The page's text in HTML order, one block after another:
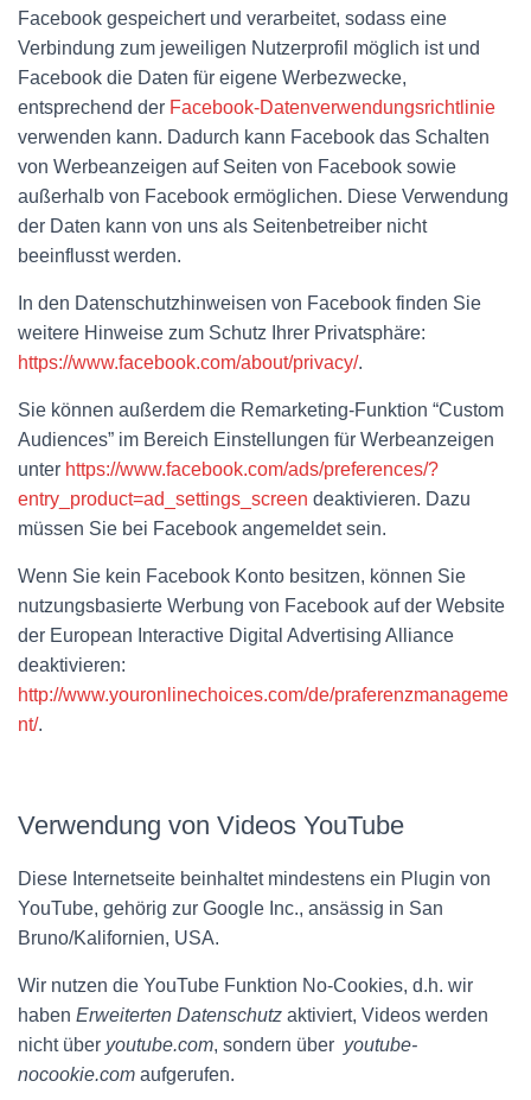
Facebook gespeichert und verarbeitet, sodass eine
Verbindung zum jeweiligen Nutzerprofil möglich ist und
Facebook die Daten für eigene Werbezwecke,
entsprechend der Facebook-Datenverwendungsrichtlinie
verwenden kann. Dadurch kann Facebook das Schalten
von Werbeanzeigen auf Seiten von Facebook sowie
außerhalb von Facebook ermöglichen. Diese Verwendung
der Daten kann von uns als Seitenbetreiber nicht
beeinflusst werden.
In den Datenschutzhinweisen von Facebook finden Sie
weitere Hinweise zum Schutz Ihrer Privatsphäre:
https://www.facebook.com/about/privacy/.
Sie können außerdem die Remarketing-Funktion “Custom
Audiences” im Bereich Einstellungen für Werbeanzeigen
unter https://www.facebook.com/ads/preferences/?
entry_product=ad_settings_screen deaktivieren. Dazu
müssen Sie bei Facebook angemeldet sein.
Wenn Sie kein Facebook Konto besitzen, können Sie
nutzungsbasierte Werbung von Facebook auf der Website
der European Interactive Digital Advertising Alliance
deaktivieren:
http://www.youronlinechoices.com/de/praferenzmanageme
nt/.
Verwendung von Videos YouTube
Diese Internetseite beinhaltet mindestens ein Plugin von
YouTube, gehörig zur Google Inc., ansässig in San
Bruno/Kalifornien, USA.
Wir nutzen die YouTube Funktion No-Cookies, d.h. wir
haben Erweiterten Datenschutz aktiviert, Videos werden
nicht über youtube.com, sondern über youtube-
nocookie.com aufgerufen.